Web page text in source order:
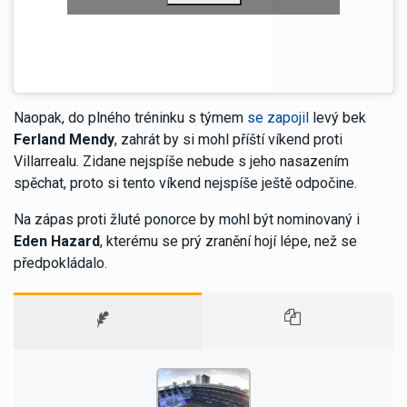
Naopak, do plného tréninku s týmem se zapojil
levý bek
Ferland Mendy, zahrát by si mohl příští víkend proti
Villarrealu. Zidane nejspíše nebude s jeho nasazením
spěchat, proto si tento víkend nejspíše ještě odpočine.
Na zápas proti žluté ponorce by mohl být nominovaný i
Eden Hazard, kterému se prý zranění hojí lépe, než se
předpokládalo.